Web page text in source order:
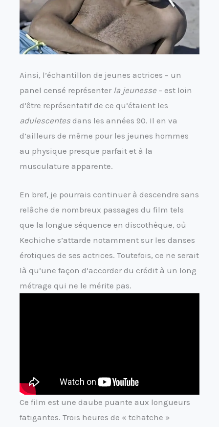
Ainsi, l’échantillon de jeunes actrices – un
panel censé représenter la jeunesse – est loin
d’être représentatif de ce qu’étaient les
adulescentes dans les années 90. Il en va
d’ailleurs de même pour les jeunes hommes
au physique presque parfait et à la
musculature apparente.
En bref, je pourrais continuer à descendre sans
relâche de nombreux passages du film tels
que la longue séquence en discothèque, où
Kechiche s’attarde notamment sur les danses
érotiques de ses actrices. Toutefois, ce ne serait
là qu’une façon d’accorder du crédit à un long
métrage qui ne le mérite pas.
Ce film est une daube puante aux longueurs
fatigantes. Trois heures de « tchatche »